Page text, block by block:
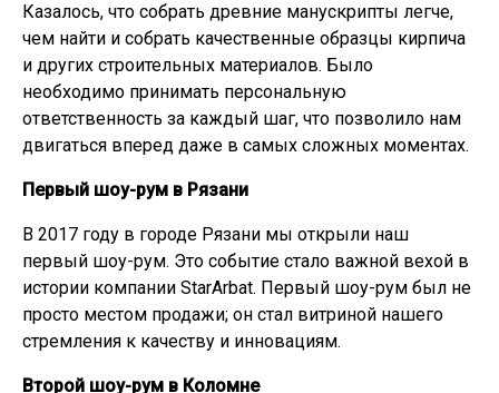
Казалось, что собрать древние манускрипты легче,
чем найти и собрать качественные образцы кирпича
и других строительных материалов. Было
необходимо принимать персональную
ответственность за каждый шаг, что позволило нам
двигаться вперед даже в самых сложных моментах.
Первый шоу-рум в Рязани
В 2017 году в городе Рязани мы открыли наш
первый шоу-рум. Это событие стало важной вехой в
истории компании StarArbat. Первый шоу-рум был не
просто местом продажи; он стал витриной нашего
стремления к качеству и инновациям.
Второй шоу-рум в Коломне